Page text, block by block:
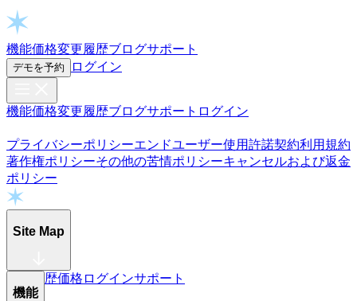
Open chat
機能価格変更履歴ブログサポート
デモを予約 ログイン
機能価格変更履歴ブログサポート ログイン
プライバシーポリシーエンドユーザー使用許諾契約利用規約
著作権ポリシーその他の苦情ポリシーキャンセルおよび返金
ポリシー
Site Map
変更履歴価格 ログインサポート
機能